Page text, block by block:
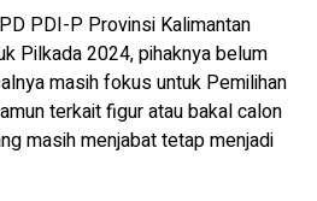
PDI-P Provinsi Kalimantan
Pilkada 2024, pihaknya belum
masih fokus untuk Pemilihan
terkait figur atau bakal calon
masih menjabat tetap menjadi